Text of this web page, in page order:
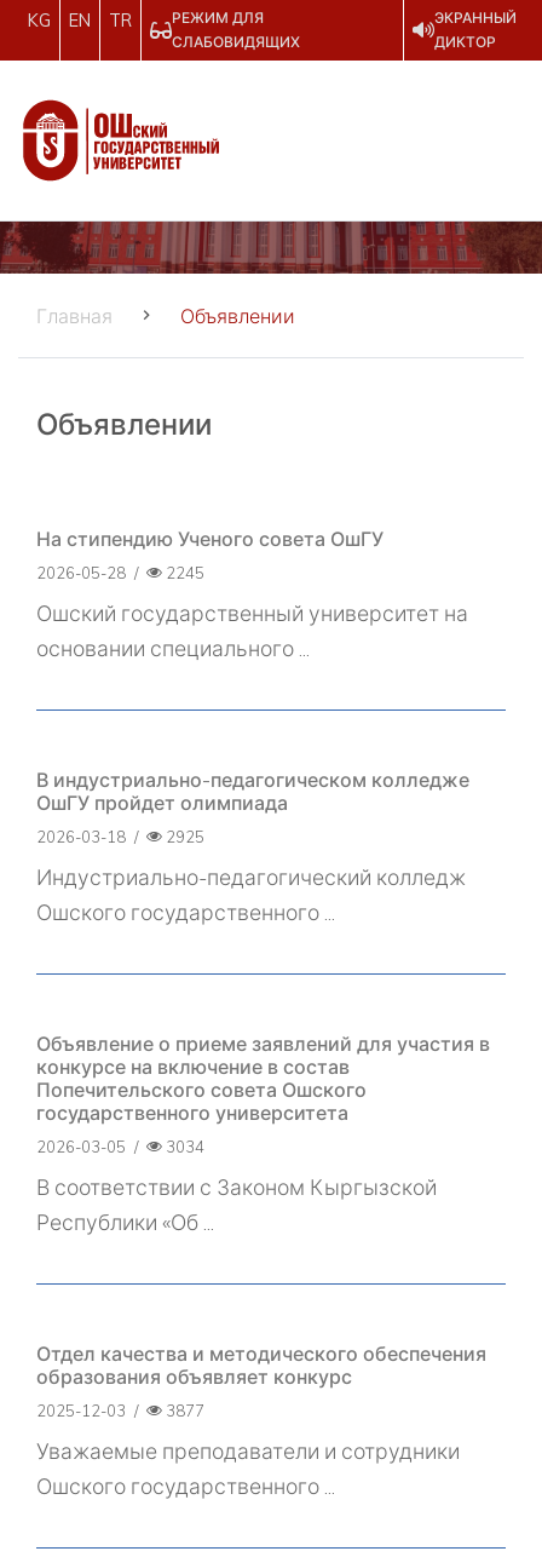
KG EN TR
РЕЖИМ ДЛЯ
СЛАБОВИДЯЩИХ
ЭКРАННЫЙ
ДИКТОР
Главная Объявлении
Объявлении
На стипендию Ученого совета ОшГУ
2026-05-28 / 2245
Ошский государственный университет на
основании специального ...
В индустриально-педагогическом колледже
ОшГУ пройдет олимпиада
2026-03-18 / 2925
Индустриально-педагогический колледж
Ошского государственного ...
Объявление о приеме заявлений для участия в
конкурсе на включение в состав
Попечительского совета Ошского
государственного университета
2026-03-05 / 3034
В соответствии с Законом Кыргызской
Республики «Об ...
Отдел качества и методического обеспечения
образования объявляет конкурс
2025-12-03 / 3877
Уважаемые преподаватели и сотрудники
Ошского государственного ...